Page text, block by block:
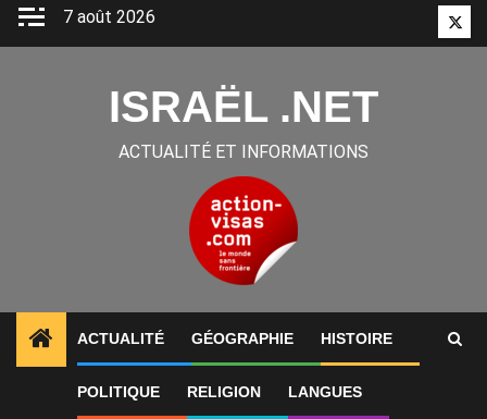
Aller
7 août 2026
ISRAËL .NET
ACTUALITÉ ET INFORMATIONS
ACTUALITÉ GÉOGRAPHIE HISTOIRE
POLITIQUE RELIGION LANGUES
International